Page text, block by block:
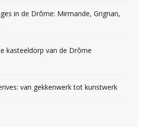
in de Drôme: Mirmande, Grignan,
kasteeldorp van de Drôme
van gekkenwerk tot kunstwerk